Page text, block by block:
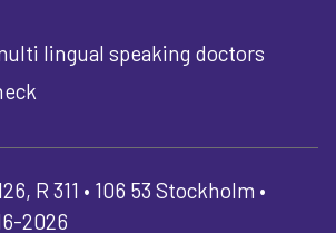
lingual speaking doctors
R 311 • 106 53 Stockholm •
2026